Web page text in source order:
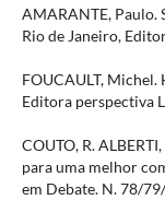
AMARANTE, Paulo.
Rio de Janeiro,
FOUCAULT, Michel.
Editora perspectiva
COUTO, R.
para uma melhor
em Debate. N. 78/